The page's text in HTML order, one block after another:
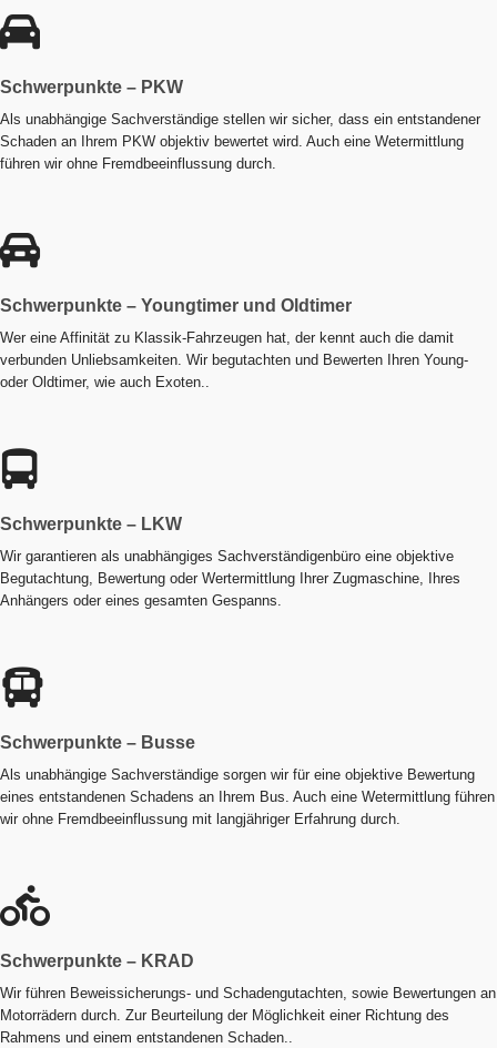
Schwerpunkte – PKW
Als unabhängige Sachverständige stellen wir sicher, dass ein entstandener
Schaden an Ihrem PKW objektiv bewertet wird. Auch eine Wetermittlung
führen wir ohne Fremdbeeinflussung durch.
Schwerpunkte – Youngtimer und Oldtimer
Wer eine Affinität zu Klassik-Fahrzeugen hat, der kennt auch die damit
verbunden Unliebsamkeiten. Wir begutachten und Bewerten Ihren Young-
oder Oldtimer, wie auch Exoten..
Schwerpunkte – LKW
Wir garantieren als unabhängiges Sachverständigenbüro eine objektive
Begutachtung, Bewertung oder Wertermittlung Ihrer Zugmaschine, Ihres
Anhängers oder eines gesamten Gespanns.
Schwerpunkte – Busse
Als unabhängige Sachverständige sorgen wir für eine objektive Bewertung
eines entstandenen Schadens an Ihrem Bus. Auch eine Wetermittlung führen
wir ohne Fremdbeeinflussung mit langjähriger Erfahrung durch.
Schwerpunkte – KRAD
Wir führen Beweissicherungs- und Schadengutachten, sowie Bewertungen an
Motorrädern durch. Zur Beurteilung der Möglichkeit einer Richtung des
Rahmens und einem entstandenen Schaden..